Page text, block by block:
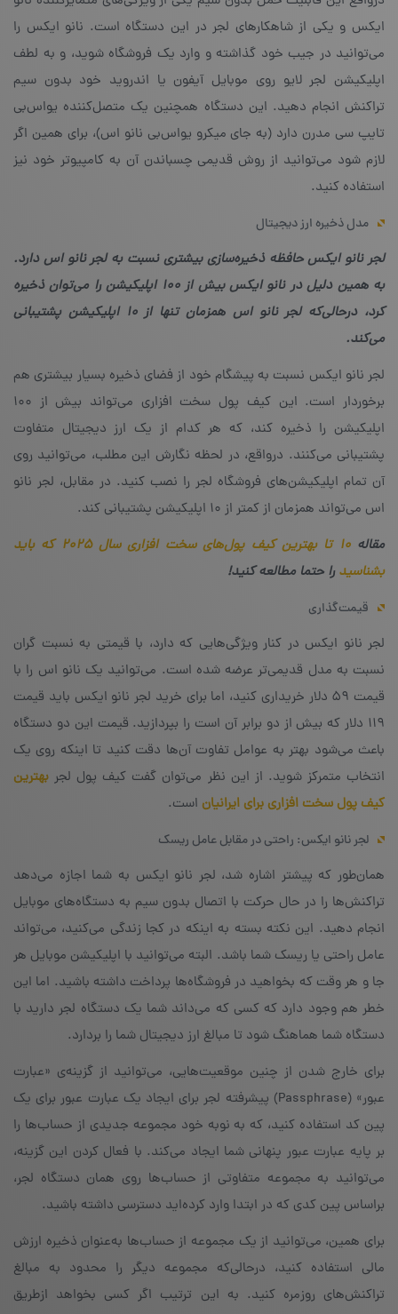
ایکس و یکی از شاهکارهای لجر در این دستگاه است. نانو ایکس را
می‌توانید در جیب خود گذاشته و وارد یک فروشگاه شوید، و به لطف
اپلیکیشن لجر لایو روی موبایل آیفون یا اندروید خود بدون سیم
تراکنش انجام دهید. این دستگاه همچنین یک متصل‌کننده‌ یو‌اس‌بی
تایپ سی مدرن دارد (به جای میکرو یو‌اس‌بی نانو اس)، برای همین اگر
لازم شود می‌توانید از روش قدیمی چسباندن آن به کامپیوتر خود نیز
استفاده کنید.
مدل ذخیره ارز دیجیتال
لجر نانو ایکس حافظه ذخیره‌سازی بیشتری نسبت به لجر نانو اس دارد.
به همین دلیل در نانو ایکس بیش از ۱۰۰ اپلیکیشن را می‌توان ذخیره
کرد، درحالی‌که لجر نانو اس همزمان تنها از ۱۰ اپلیکیشن پشتیبانی
می‌کند.
لجر نانو ایکس نسبت به پیشگام خود از فضای ذخیره‌ بسیار بیشتری هم
برخوردار است. این کیف پول سخت‌ افزاری می‌تواند بیش از ۱۰۰
اپلیکیشن را ذخیره کند، که هر کدام از یک ارز دیجیتال متفاوت
پشتیبانی می‌کنند. درواقع، در لحظه‌ نگارش این مطلب، می‌توانید روی
آن تمام اپلیکیشن‌های فروشگاه لجر را نصب کنید. در مقابل، لجر نانو
اس می‌تواند همزمان از کمتر از ۱۰ اپلیکیشن پشتیبانی کند.
مقاله
۱۰ تا بهترین کیف پول‌های سخت افزاری سال ۲۰۲۵ که باید
بشناسیدرا حتما مطالعه کنید!
قیمت‌گذاری
لجر نانو ایکس در کنار ویژگی‌هایی که دارد، با قیمتی به نسبت گران
نسبت به مدل قدیمی‌تر عرضه شده است. می‌توانید یک نانو اس را با
قیمت ۵۹ دلار خریداری کنید، اما برای خرید لجر نانو ایکس باید قیمت
۱۱۹ دلار که بیش از دو برابر آن است را بپردازید. قیمت این دو دستگاه
باعث می‌شود بهتر به عوامل تفاوت آن‌ها دقت کنید تا اینکه روی یک
انتخاب متمرکز شوید. از این نظر می‌توان گفت کیف پول لجر بهترین
کیف پول سخت افزاری برای ایرانیان است.
لجر نانو ایکس: راحتی در مقابل عامل ریسک
همان‌طور که پیشتر اشاره شد، لجر نانو ایکس به شما اجازه می‌دهد
تراکنش‌ها را در حال حرکت با اتصال بدون سیم به دستگاه‌های موبایل
انجام دهید. این نکته بسته به اینکه در کجا زندگی می‌کنید، می‌تواند
عامل راحتی یا ریسک شما باشد. البته می‌توانید با اپلیکیشن موبایل هر
جا و هر وقت که بخواهید در فروشگاه‌ها پرداخت داشته باشید. اما این
خطر هم وجود دارد که کسی که می‌داند شما یک دستگاه لجر دارید با
دستگاه شما هماهنگ شود تا مبالغ ارز دیجیتال شما را بردارد.
برای خارج شدن از چنین موقعیت‌هایی، می‌توانید از گزینه‌ی «عبارت
عبور» (Passphrase) پیشرفته‌ لجر برای ایجاد یک عبارت عبور برای یک
پین کد استفاده کنید، که به نوبه خود مجموعه‌ جدیدی از حساب‌ها را
بر پایه‌ عبارت عبور پنهانی شما ایجاد می‌کند. با فعال کردن این گزینه،
می‌توانید به مجموعه‌ متفاوتی از حساب‌ها روی همان دستگاه لجر،
براساس پین کدی که در ابتدا وارد کرده‌اید دسترسی داشته باشید.
برای همین، می‌توانید از یک مجموعه از حساب‌ها به‌عنوان ذخیره‌ ارزش
مالی استفاده کنید، درحالی‌که مجموعه‌ دیگر را محدود به مبالغ
تراکنش‌های روزمره کنید. به این ترتیب اگر کسی بخواهد ازطریق